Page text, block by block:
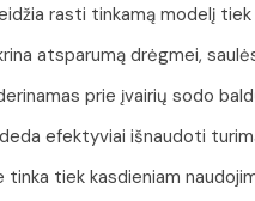
rasti tinkamą modelį tiek
atsparumą drėgmei,
prie įvairių sodo
efektyviai išnaudoti
tiek kasdieniam